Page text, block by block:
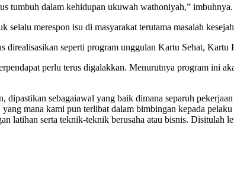
tumbuh dalam kehidupan ukuwah wathoniyah,” imbuhnya.
merespon isu di masyarakat terutama masalah
direalisasikan seperti program unggulan Kartu Sehat,
perlu terus digalakkan. Menurutnya program ini
sebagaiawal yang baik dimana separuh
mana kami pun terlibat dalam bimbingan kepada
latihan serta teknik-teknik berusaha atau bisnis. Disitulah